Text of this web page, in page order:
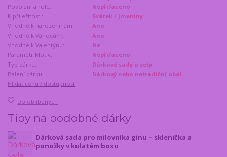
Povolání a role:
Nepřířazeno
K příležitosti:
Svátek / Jmeniny
Vhodné k narozeninám:
Ano
Vhodné k Vánocům:
Ano
Vhodné k Valentýnu:
Ne
Parametr Motiv:
Nepřiřazeno
Typ dárku:
Dárkové sady a sety
Balení dárku:
Dárkový nebo netradiční obal
Hlídat cenu / dostupnost
Do oblíbených
Tipy na podobné dárky
Dárková sada pro milovníka ginu – sklenička a
ponožky v kulatém boxu